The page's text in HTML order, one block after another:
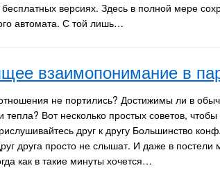
версиях. Здесь в полной мере
автомата. С той лишь…
взаимопонимание в
не портились? Достижимы ли в
Вот несколько простых советов, чтобы
друг к другу Большинство
друга просто не слышат. И даже в постели
как в такие минуты хочется…